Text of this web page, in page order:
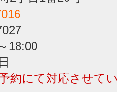
18:00
予約にて対応させて